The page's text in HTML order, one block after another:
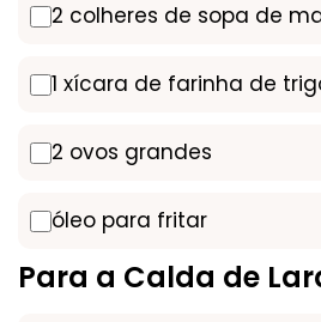
2 colheres de sopa de
1 xícara de farinha de
2 ovos grandes
óleo para fritar
Para a Calda de